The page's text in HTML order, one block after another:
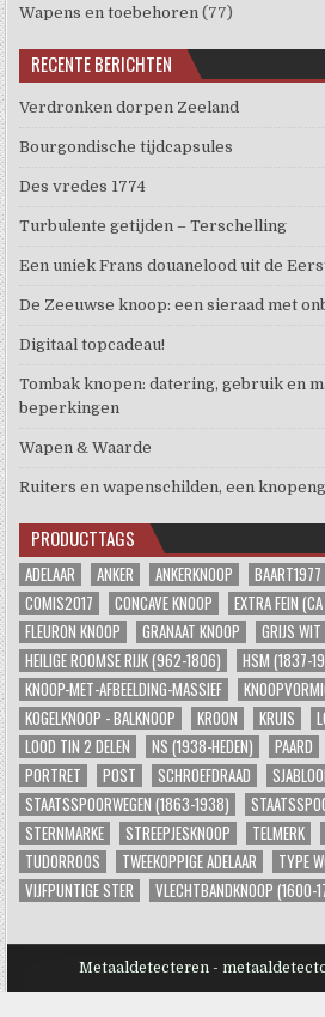
Wapens en toebehoren (77)
RECENTE BERICHTEN
Verdronken dorpen Zeeland
Bourgondische tijdcapsules
Des vredes 1774
Turbulente getijden – Terschelling
Een uniek Frans douanelood uit de
De Zeeuwse knoop: een sieraad met
Digitaal topcadeau!
Tombak knopen: datering, gebruik en
beperkingen
Wapen & Waarde
Ruiters en wapenschilden, een
PRODUCTTAGS
ADELAAR ANKER ANKERKNOOP BAART1977
COMIS2017
CONCAVE KNOOP EXTRA FEIN
FLEURON KNOOP
GRANAAT KNOOP GRIJS WIT
HEILIGE ROOMSE RIJK (962-1806)
HSM (1837-
KNOOP-MET-AFBEELDING-MASSIEF
KOGELKNOOP - BALKNOOP
KROON KRUIS
LOOD TIN 2 DELEN
NS (1938-HEDEN) PAARD
PORTRET
POST SCHROEFDRAAD
STAATSSPOORWEGEN (1863-1938)
STERNMARKE
STREEPJESKNOOP TELMERK
TUDORROOS
TWEEKOPPIGE ADELAAR
TYPE
VIJFPUNTIGE STER
VLECHTBANDKNOOP (1600-
Metaaldetecteren -